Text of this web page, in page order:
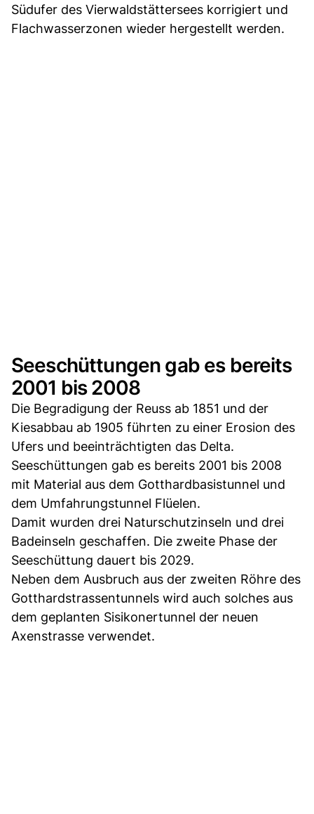
Südufer des Vierwaldstättersees korrigiert und
Flachwasserzonen wieder hergestellt werden.
Seeschüttungen gab es bereits
2001 bis 2008
Die Begradigung der Reuss ab 1851 und der
Kiesabbau ab 1905 führten zu einer Erosion des
Ufers und beeinträchtigten das Delta.
Seeschüttungen gab es bereits 2001 bis 2008
mit Material aus dem Gotthardbasistunnel und
dem Umfahrungstunnel Flüelen.
Damit wurden drei Naturschutzinseln und drei
Badeinseln geschaffen. Die zweite Phase der
Seeschüttung dauert bis 2029.
Neben dem Ausbruch aus der zweiten Röhre des
Gotthardstrassentunnels wird auch solches aus
dem geplanten Sisikonertunnel der neuen
Axenstrasse verwendet.